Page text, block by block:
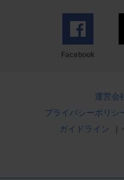
Facebook
運営会
プライバシーポリシ
ガイドライン
|